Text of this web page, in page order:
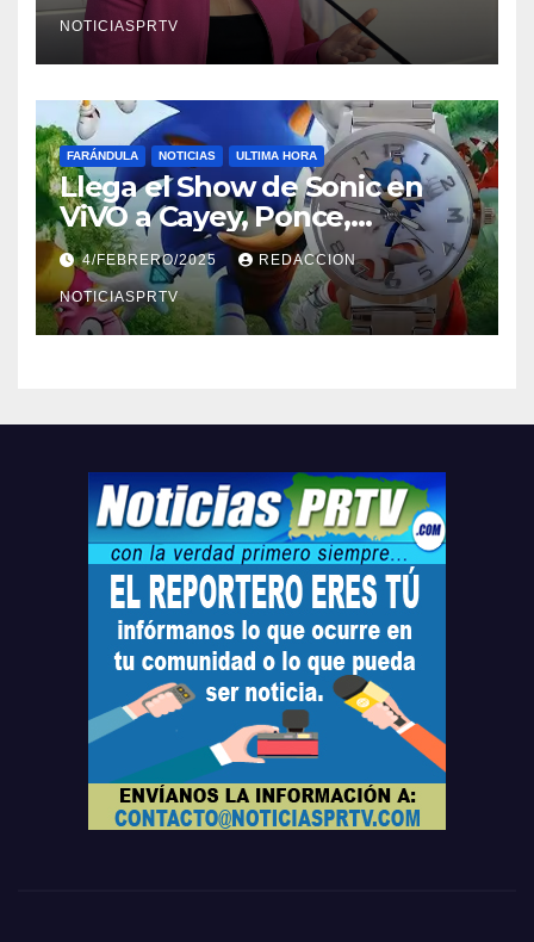
NOTICIASPRTV
FARÁNDULA NOTICIAS ULTIMA HORA
Llega el Show de Sonic en
ViVO a Cayey, Ponce,
Barceloneta y Humacao,
Relojes gratis para el que
compre ahora….
4/FEBRERO/2025 REDACCION
NOTICIASPRTV